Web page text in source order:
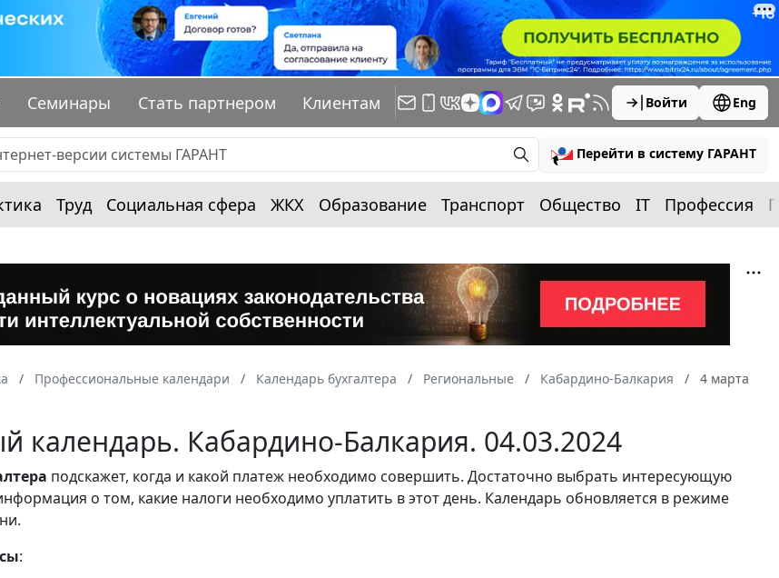
Семинары Стать партнером Клиентам Войти Eng
Перейти в систему ГАРАНТ
Труд Социальная сфера ЖКХ Образование Транспорт Общество IT Профессия
Профессиональные календари Календарь бухгалтера Региональные Кабардино-Балкария
4 марта
календарь. Кабардино-Балкария. 04.03.2024
подскажет, когда и какой платеж необходимо совершить. Достаточно выбрать интересующую
о том, какие налоги необходимо уплатить в этот день. Календарь обновляется в режиме
: